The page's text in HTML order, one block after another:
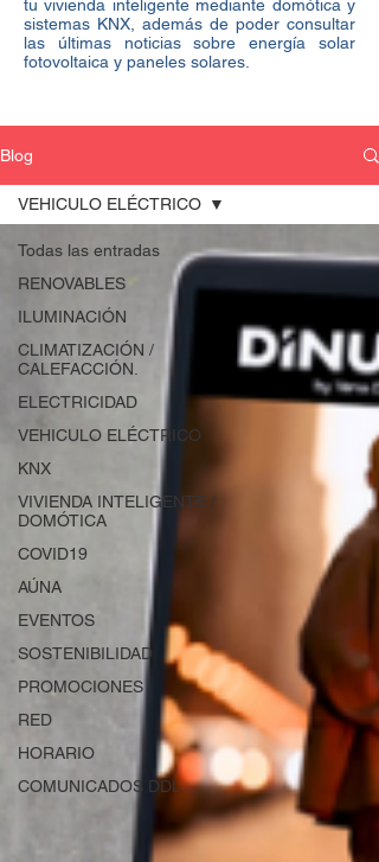
tu vivienda inteligente mediante domótica y
sistemas KNX, además de poder consultar
las últimas noticias sobre energía solar
fotovoltaica y paneles solares.
Blog
Todas las entradas
RENOVABLES
ILUMINACIÓN
CLIMATIZACIÓN /
CALEFACCIÓN.
ELECTRICIDAD
VEHICULO ELÉCTRICO
KNX
VIVIENDA INTELIGENTE /
DOMÓTICA
COVID19
AÚNA
EVENTOS
SOSTENIBILIDAD
PROMOCIONES
RED
HORARIO
COMUNICADOS DDL
VEHICULO ELÉCTRICO